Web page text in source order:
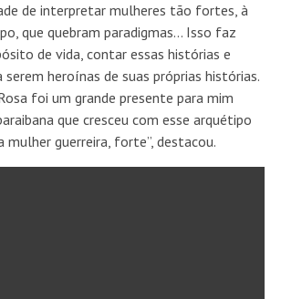
de interpretar mulheres tão fortes, à
que quebram paradigmas… Isso faz
de vida, contar essas histórias e
serem heroínas de suas próprias histórias.
foi um grande presente para mim
que cresceu com esse arquétipo
mulher guerreira, forte”, destacou.